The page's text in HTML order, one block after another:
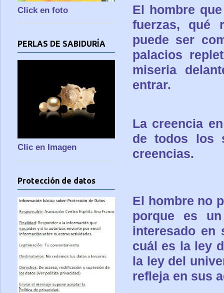
El hombre
fuerzas, qué
puede ser
palacios
miseria
entrar.
La creencia
de todos los
creencias.
El hombre no
porque es
interesado en
cuál es la ley
la ley del
refleja en sus
Click en foto
PERLAS DE SABIDURÍA
Clic en Imagen
Protección de datos